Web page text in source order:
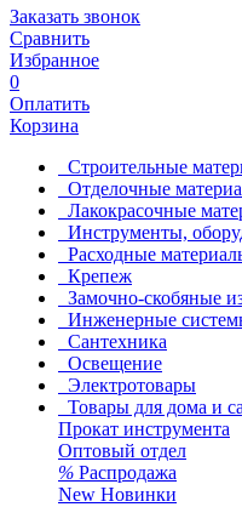
Заказать звонок
Сравнить
Избранное
0
Оплатить
Корзина
Строительные
Отделочные
Лакокрасочные
Инструменты,
Расходные
Крепеж
Замочно-скобяные
Инженерные
Сантехника
Освещение
Электротовары
Товары для дома и
Прокат инструмента
Оптовый отдел
% Распродажа
New Новинки